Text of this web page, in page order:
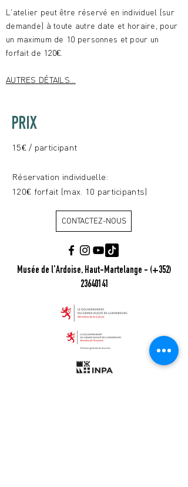
L'atelier peut être réservé en individuel (sur
demande) à toute autre date et horaire, pour
un maximum de 10 personnes et pour un
forfait de 120€.
AUTRES DÉTAILS...
PRIX
15€ / participant
Réservation individuelle:
120€ forfait (max. 10 participants)
CONTACTEZ-NOUS
Musée de l'Ardoise, Haut-Martelange - (+352)
23640141